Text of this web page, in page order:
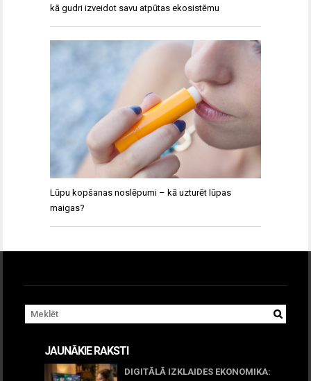
kā gudri izveidot savu atpūtas ekosistēmu
Lūpu kopšanas noslēpumi – kā uzturēt lūpas
maigas?
JAUNĀKIE RAKSTI
DIGITĀLĀ IZKLAIDES EKONOMIKA: